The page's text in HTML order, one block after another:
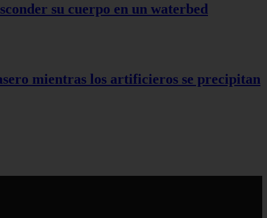
su cuerpo en un waterbed
mientras los artificieros se precipitan